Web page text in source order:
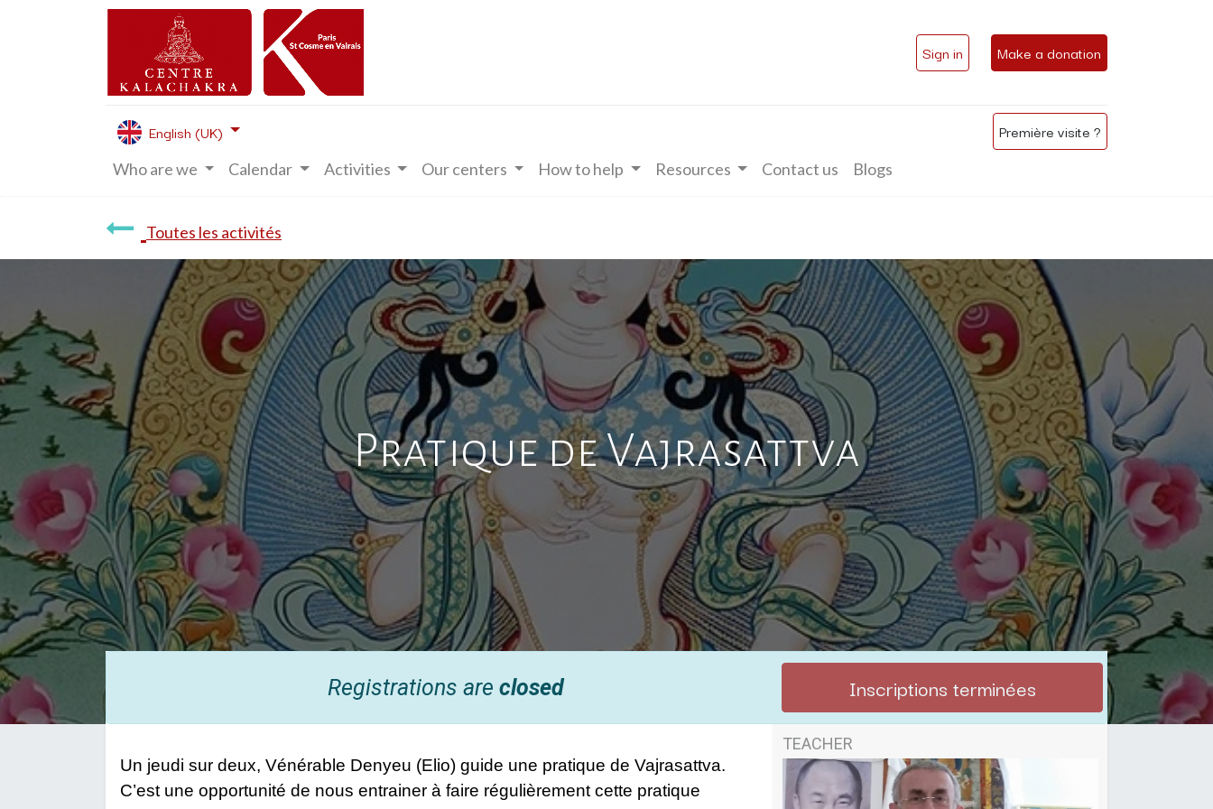
Sign in Make a donation
English (UK) Première visite ?
Who are we Calendar Activities Our centers How to help Resources Contact us Blogs
Toutes les activités
Pratique de Vajrasattva
Registrations are closed Inscriptions terminées
Un jeudi sur deux, Vénérable Denyeu (Elio) guide une pratique de Vajrasattva.
C’est une opportunité de nous entrainer à faire régulièrement cette pratique
TEACHER